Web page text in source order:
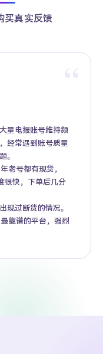
买真实反馈
量电报账号维持频
经常遇到账号质量
。
老号都有现货，
很快，下单后几分
现过断货的情况。
靠谱的平台，强烈
推广
放
号
用户